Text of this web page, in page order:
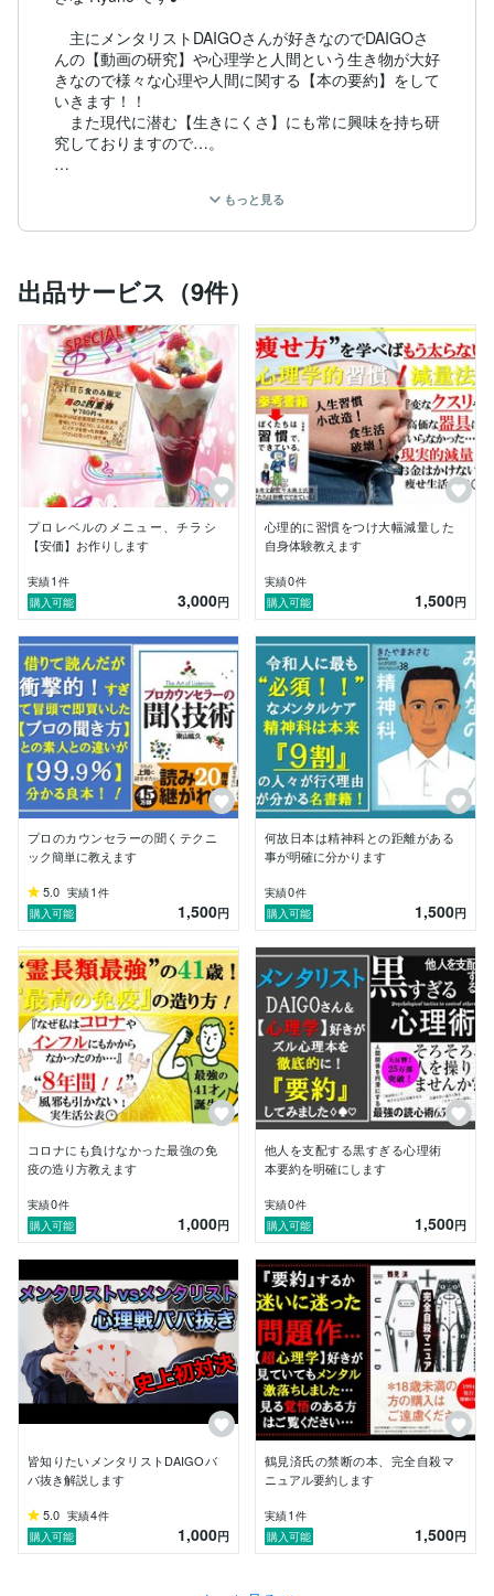
主にメンタリストDAIGOさんが好きなのでDAIGOさ
んの【動画の研究】や心理学と人間という生き物が大好
きなので様々な心理や人間に関する【本の要約】をして
いきます！！
また現代に潜む【生きにくさ】にも常に興味を持ち研
究しておりますので…。
●性格　とても社交的
誌、小説、絵画など)
【誠心誠意】と【信頼】を自分自信の信念とし精一杯望
もっと見る
出品サービス（9件）
プロレベルのメニュー、チラシ
【安価】お作りします
実績1 件
購入可能
3,000円
心理的に習慣をつけ大幅減量した
自身体験教えます
実績0件
購入可能
1,500円
プロのカウンセラーの聞くテクニ
ック簡単に教えます
5.0 実績1 件
購入可能
1,500円
何故日本は精神科との距離がある
事が明確に分かります
実績0件
購入可能
1,500円
コロナにも負けなかった最強の免
疫の造り方教えます
実績0件
購入可能
1,000円
他人を支配する黒すぎる心理術
本要約を明確にします
実績0件
購入可能
1,500円
皆知りたいメンタリストDAIGOバ
バ抜き解説します
5.0 実績4件
購入可能
1,000円
鶴見済氏の禁断の本、完全自殺マ
ニュアル要約します
実績1 件
購入可能
1,500円